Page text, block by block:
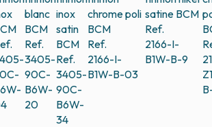
blanc
BCM
Ref.
3405-
90C-
B6W-
20
inox
satin
BCM
Ref.
3405-
90C-
B6W-
34
chrome poli
BCM
Ref.
2166-I-
B1W-B-03
satine BCM
Ref.
2166-I-
B1W-B-9